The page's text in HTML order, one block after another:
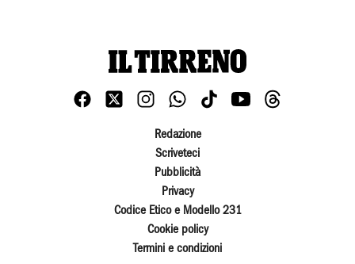
Redazione
Scriveteci
Pubblicità
Privacy
Codice Etico e Modello 231
Cookie policy
Termini e condizioni